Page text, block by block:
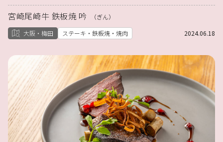
宮崎尾崎牛 鉄板焼 吟
（ぎん）
大阪・梅田
ステーキ・鉄板焼・焼肉 2024.06.18